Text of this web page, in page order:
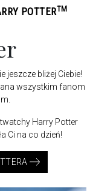
POTTERTM
jeszcze bliżej Ciebie!
wszystkim fanom
Harry Potter
Ci na co dzień!